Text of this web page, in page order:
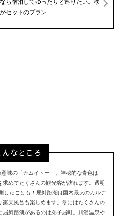
ら宿泊してゆったりと巡りたい。移
セットのプラン
なところ
味の「カムイトー」。神秘的な青色は
求めてたくさんの観光客が訪れます。透明
したことも！屈斜路湖は国内最大のカルデ
露天風呂も楽しめます。冬にはたくさんの
屈斜路湖があるのは弟子屈町。川湯温泉や